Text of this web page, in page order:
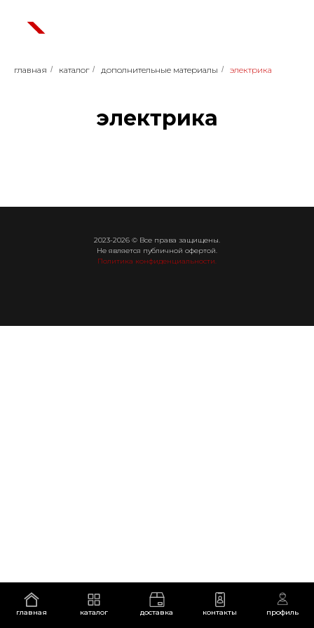
главная каталог доставка контакты профиль
главная / каталог / дополнительные материалы / электрика
электрика
2023-2026 © Все права защищены.
Не является публичной офертой.
Политика конфиденциальности.